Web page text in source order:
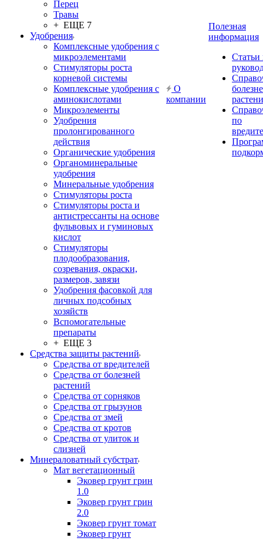
Перец
Травы
+ ЕЩЕ 7
Удобрения
Комплексные удобрения с
микроэлементами
Стимуляторы роста
корневой системы
Комплексные удобрения с
аминокислотами
Микроэлементы
Удобрения
пролонгированного
действия
Органические удобрения
Органоминеральные
удобрения
Минеральные удобрения
Стимуляторы роста
Стимуляторы роста и
антистрессанты на основе
фульвовых и гуминовых
кислот
Стимуляторы
плодообразования,
созревания, окраски,
размеров, завязи
Удобрения фасовкой для
личных подсобных
хозяйств
Вспомогательные
препараты
+ ЕЩЕ 3
Средства защиты растений
Средства от вредителей
Средства от болезней
растений
Средства от сорняков
Средства от грызунов
Средства от змей
Средства от кротов
Средства от улиток и
слизней
Минераловатный субстрат
Мат вегетационный
Эковер грунт грин
1.0
Эковер грунт грин
2.0
Эковер грунт томат
Эковер грунт
О
компании
Полезная
информация
Статьи
по